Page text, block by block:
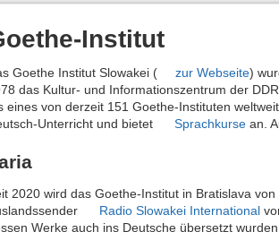
Institut
Goethe Institut Slowakei ( zur Webseite)
das Kultur- und Informationszentrum der
eines von derzeit 151 Goethe-Instituten
Unterricht und bietet
Sprachkursean.
2020 wird das Goethe-Institut in Bratislava
Radio Slowakei International
Werke auch ins Deutsche übersetzt wurden.